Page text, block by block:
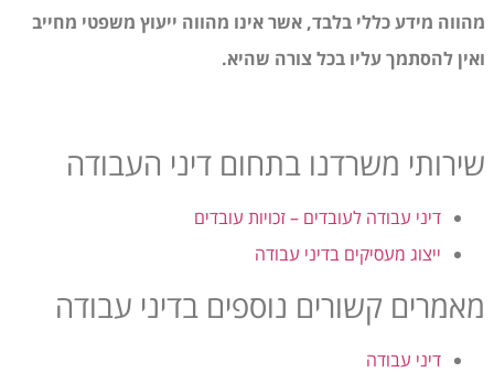
מהווה מידע כללי בלבד, אשר אינו מהווה ייעוץ משפטי מחייב
ואין להסתמך עליו בכל צורה שהיא.
שירותי משרדנו בתחום דיני העבודה
דיני עבודה לעובדים – זכויות עובדים
ייצוג מעסיקים בדיני עבודה
מאמרים קשורים נוספים בדיני עבודה
דיני עבודה